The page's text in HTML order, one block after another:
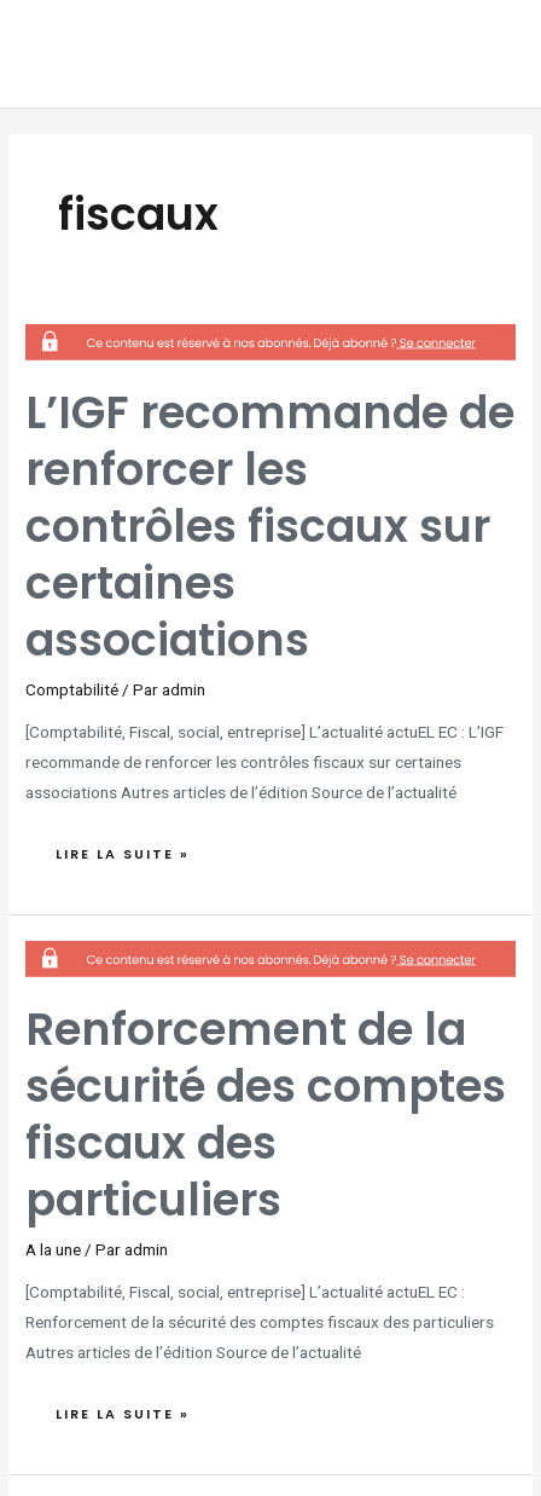
fiscaux
L’IGF recommande de
renforcer les
contrôles fiscaux sur
certaines
associations
Comptabilité / Paradmin
[Comptabilité, Fiscal, social, entreprise] L’actualité actuEL EC : L’IGF
recommande de renforcer les contrôles fiscaux sur certaines
associations Autres articles de l’édition Source de l’actualité
L’IGF
RECOMMANDE
DE
RENFORCER
FISCAUX
SUR
CERTAINES
LIRE LA SUITE »
Renforcement de la
sécurité des comptes
fiscaux des
particuliers
A la une / Paradmin
[Comptabilité, Fiscal, social, entreprise] L’actualité actuEL EC :
Renforcement de la sécurité des comptes fiscaux des particuliers
Autres articles de l’édition Source de l’actualité
RENFORCEMENT
DE
LA
SÉCURITÉ
FISCAUX
DES
PARTICULIERS
LIRE LA SUITE »